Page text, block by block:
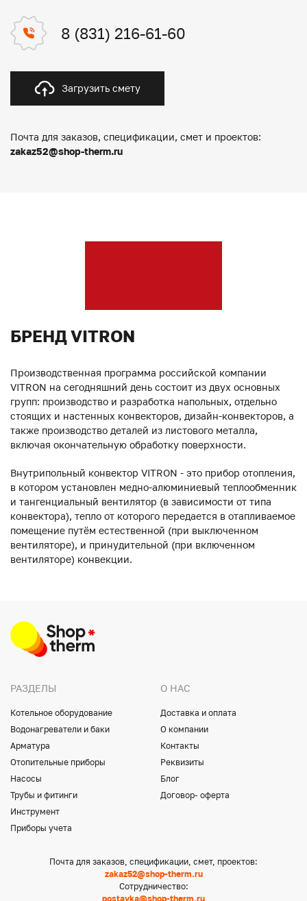
8 (831) 216-61-60
Загрузить смету
Почта для заказов, спецификации, смет и проектов:
zakaz52@shop-therm.ru
БРЕНД VITRON
Производственная программа российской компании
VITRON на сегодняшний день состоит из двух основных
групп: производство и разработка напольных, отдельно
стоящих и настенных конвекторов, дизайн-конвекторов, а
также производство деталей из листового металла,
включая окончательную обработку поверхности.
Внутрипольный конвектор VITRON - это прибор отопления,
в котором установлен медно-алюминиевый теплообменник
и тангенциальный вентилятор (в зависимости от типа
конвектора), тепло от которого передается в отапливаемое
помещение путём естественной (при выключенном
вентиляторе), и принудительной (при включенном
вентиляторе) конвекции.
РАЗДЕЛЫ
Котельное оборудование
Водонагреватели и баки
Арматура
Отопительные приборы
Насосы
Трубы и фитинги
Инструмент
Приборы учета
О НАС
Доставка и оплата
О компании
Контакты
Реквизиты
Блог
Договор- оферта
Почта для заказов, спецификации, смет, проектов:
zakaz52@shop-therm.ru
Сотрудничество:
postavka@shop-therm.ru